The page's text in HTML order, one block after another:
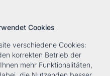
Cookies
verschiedene Cookies:
korrekten Betrieb der
mehr Funktionalitäten,